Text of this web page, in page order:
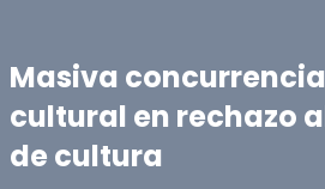
Masiva
cultural en rechazo
de cultura